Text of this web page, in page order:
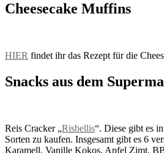
Cheesecake Muffins
HIER findet ihr das Rezept für die
Snacks aus dem
Reis Cracker „Risbellis“. Diese gibt es
Sorten zu kaufen. Insgesamt gibt es 6
Karamell, Vanille Kokos, Apfel Zimt,